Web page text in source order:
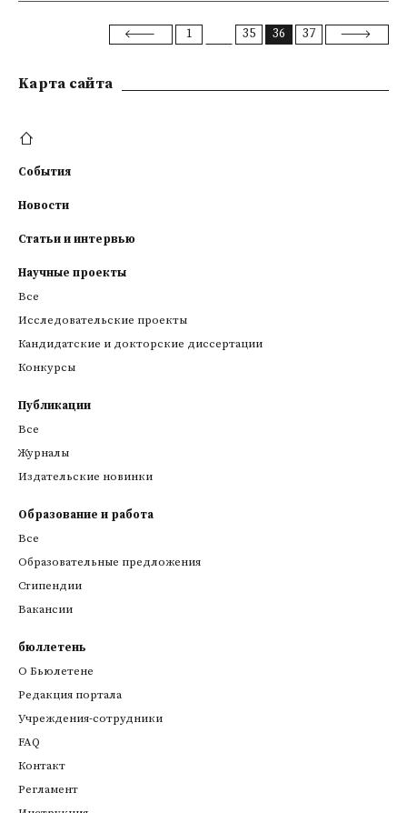
1 35 36 37
Kарта сайта
События
Новости
Статьи и интервью
Научные проекты
Все
Исследовательские проекты
Кандидатские и докторские диссертации
Конкурсы
Публикации
Все
Журналы
Издательские новинки
Образование и работа
Все
Образовательные предложения
Стипендии
Вакансии
бюллетень
О Бьюлетене
Редакция портала
Учреждения-сотрудники
FAQ
Контакт
Регламент